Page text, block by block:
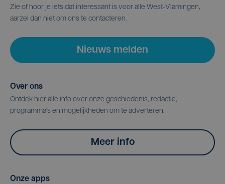
Zie of hoor je iets dat interessant is voor alle West-Vlamingen,
aarzel dan niet om ons te contacteren.
Nieuws melden
Over ons
Ontdek hier alle info over onze geschiedenis, redactie,
programma's en mogelijkheden om te adverteren.
Meer info
Onze apps